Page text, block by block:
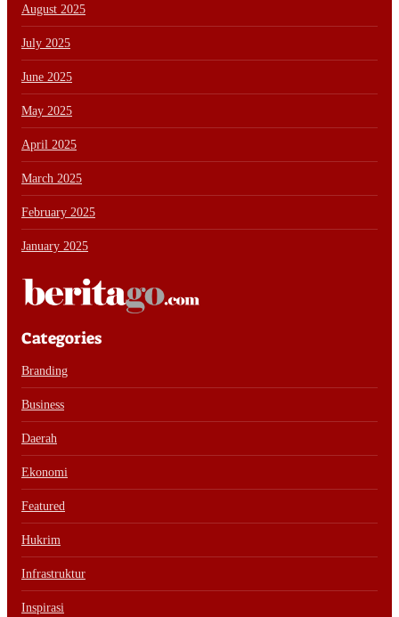
August 2025
July 2025
June 2025
May 2025
April 2025
March 2025
February 2025
January 2025
Categories
Branding
Business
Daerah
Ekonomi
Featured
Hukrim
Infrastruktur
Inspirasi